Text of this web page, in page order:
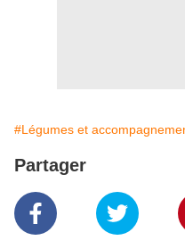
#Légumes et
Partager